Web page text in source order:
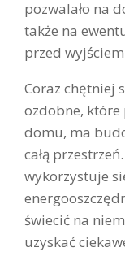
pozwalało na
także na
przed
Coraz chętniej
ozdobne, które
domu, ma
całą
wykorzystuje
świecić na
uzyskać